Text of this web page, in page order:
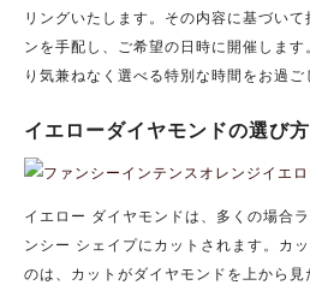
リングいたします。その内容に基づい
ンを手配し、ご希望の日時に開催しま
り気兼ねなく選べる特別な時間をお過ご
イエローダイヤモンドの選び方
イエロー ダイヤモンドは、多くの場合
ンシー シェイプにカットされます。カ
のは、カットがダイヤモンドを上から